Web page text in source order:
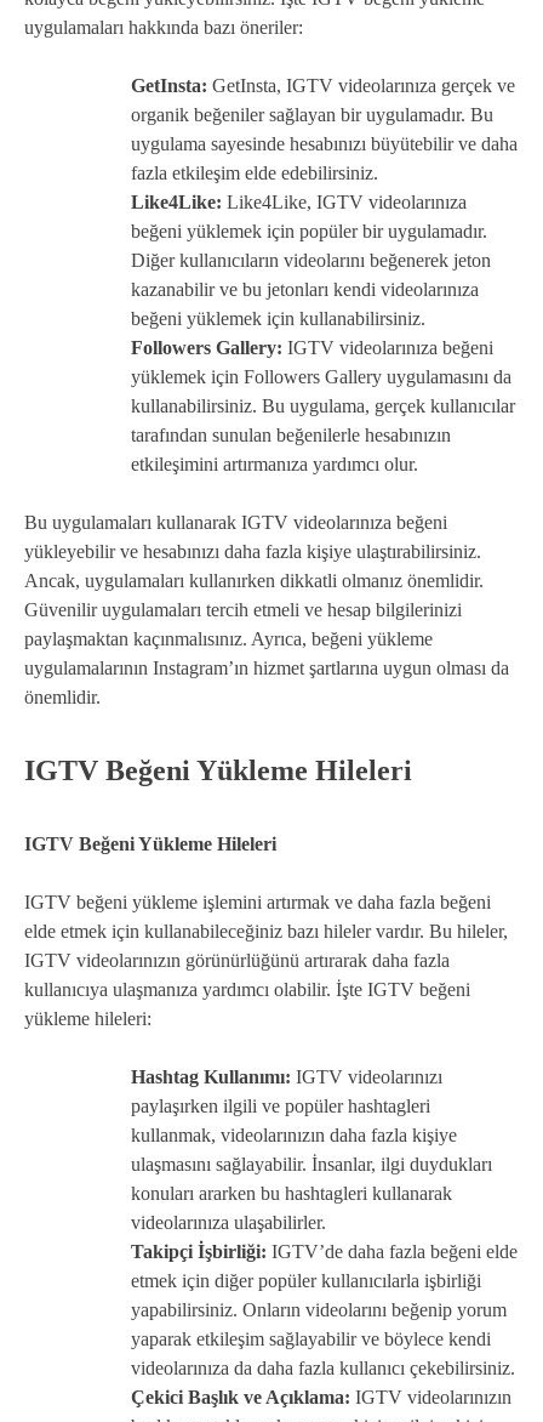
uygulamaları hakkında bazı öneriler:
GetInsta: GetInsta, IGTV videolarınıza gerçek ve
organik beğeniler sağlayan bir uygulamadır. Bu
uygulama sayesinde hesabınızı büyütebilir ve daha
fazla etkileşim elde edebilirsiniz.
Like4Like: Like4Like, IGTV videolarınıza
beğeni yüklemek için popüler bir uygulamadır.
Diğer kullanıcıların videolarını beğenerek jeton
kazanabilir ve bu jetonları kendi videolarınıza
beğeni yüklemek için kullanabilirsiniz.
Followers Gallery: IGTV videolarınıza beğeni
yüklemek için Followers Gallery uygulamasını da
kullanabilirsiniz. Bu uygulama, gerçek kullanıcılar
tarafından sunulan beğenilerle hesabınızın
etkileşimini artırmanıza yardımcı olur.
Bu uygulamaları kullanarak IGTV videolarınıza beğeni
yükleyebilir ve hesabınızı daha fazla kişiye ulaştırabilirsiniz.
Ancak, uygulamaları kullanırken dikkatli olmanız önemlidir.
Güvenilir uygulamaları tercih etmeli ve hesap bilgilerinizi
paylaşmaktan kaçınmalısınız. Ayrıca, beğeni yükleme
uygulamalarının Instagram’ın hizmet şartlarına uygun olması da
önemlidir.
IGTV Beğeni Yükleme Hileleri
IGTV Beğeni Yükleme Hileleri
IGTV beğeni yükleme işlemini artırmak ve daha fazla beğeni
elde etmek için kullanabileceğiniz bazı hileler vardır. Bu hileler,
IGTV videolarınızın görünürlüğünü artırarak daha fazla
kullanıcıya ulaşmanıza yardımcı olabilir. İşte IGTV beğeni
yükleme hileleri:
Hashtag Kullanımı: IGTV videolarınızı
paylaşırken ilgili ve popüler hashtagleri
kullanmak, videolarınızın daha fazla kişiye
ulaşmasını sağlayabilir. İnsanlar, ilgi duydukları
konuları ararken bu hashtagleri kullanarak
videolarınıza ulaşabilirler.
Takipçi İşbirliği: IGTV’de daha fazla beğeni elde
etmek için diğer popüler kullanıcılarla işbirliği
yapabilirsiniz. Onların videolarını beğenip yorum
yaparak etkileşim sağlayabilir ve böylece kendi
videolarınıza da daha fazla kullanıcı çekebilirsiniz.
Çekici Başlık ve Açıklama: IGTV videolarınızın